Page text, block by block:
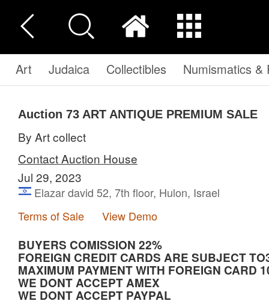
Art Judaica Collectibles Numismatics &
Auction 73 ART ANTIQUE PREMIUM SALE
By Art collect
Contact Auction House
Jul 29, 2023
Elazar david 52, 7th floor, Hulon, Israel
Terms of Sale
View Demo
BUYERS COMISSION 22%
FOREIGN CREDIT CARDS ARE SUBJECT
MAXIMUM PAYMENT WITH FOREIGN CARD
WE DONT ACCEPT AMEX
WE DONT ACCEPT PAYPAL